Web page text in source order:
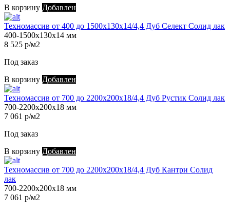
В корзину Добавлен
Техномассив от 400 до 1500х130х14/4,4 Дуб Селект Солид лак
400-1500х130х14 мм
8 525 р/м2
Под заказ
В корзину Добавлен
Техномассив от 700 до 2200х200х18/4,4 Дуб Рустик Солид лак
700-2200х200х18 мм
7 061 р/м2
Под заказ
В корзину Добавлен
Техномассив от 700 до 2200х200х18/4,4 Дуб Кантри Солид
лак
700-2200х200х18 мм
7 061 р/м2